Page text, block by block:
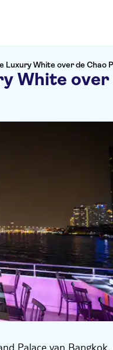
Luxury White over de Chao
White over
Palace van